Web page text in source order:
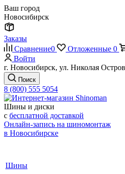
Ваш город
Новосибирск
Заказы
Сравнение0 Отложенные 0
Войти
г. Новосибирск, ул. Николая
Поиск
8 (800) 555 5054
Шины и диски
с бесплатной доставкой
Онлайн-запись на шиномонтаж
в Новосибирске
Шины